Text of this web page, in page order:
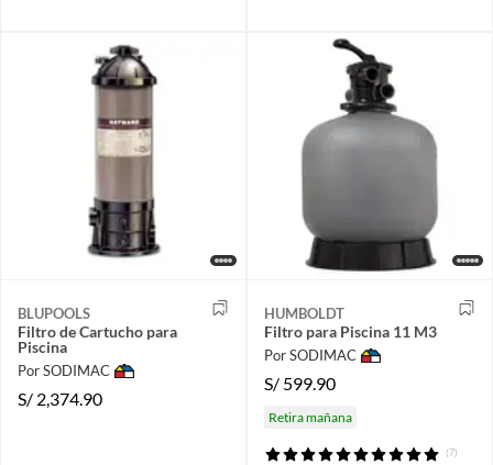
BLUPOOLS
Filtro de Cartucho para
Piscina
Por SODIMAC
S/ 2,374.90
HUMBOLDT
Filtro para Piscina 11 M3
Por SODIMAC
S/ 599.90
Retira mañana
(7)